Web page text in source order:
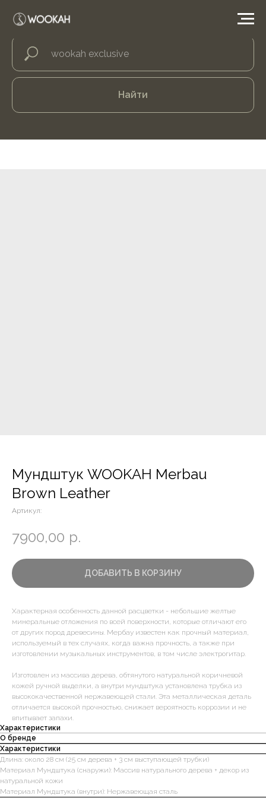
Найти
Мундштук WOOKAH Merbau
Brown Leather
Артикул:
7900,00 р.
ДОБАВИТЬ В КОРЗИНУ
Характерная особенность данной расцветки - небольшие желтые
минеральные отложения по всей поверхности, которые отличают его
от других пород древесины. Мербау известен как прочный материал,
используемый в тех случаях, когда важна прочность, а также при
изготовлении музыкальных инструментов, в том числе электрогитар.
Изготовлен из массива дерева, обтянутого натуральной коричневой
кожей ручной выделки, а внутри мундштука установлена трубка из
высококачественной нержавеющей стали. Эта металлическая деталь
отличается высокой прочностью, снижает вероятность коррозии и не
впитывает запахи.
Характеристики
О бренде
Характеристики
Длина: около 28 см (25 см дерева + 3 см выступающей трубки)
Материал Мундштука (снаружи): Массив натурального дерева + декор из
натуральной кожи
Материал Мундштука (внутри): Нержавеющая сталь